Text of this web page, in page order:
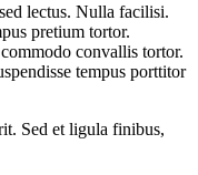
lectus. Nulla facilisi.
pretium tortor.
convallis tortor.
tempus porttitor
Sed et ligula finibus,